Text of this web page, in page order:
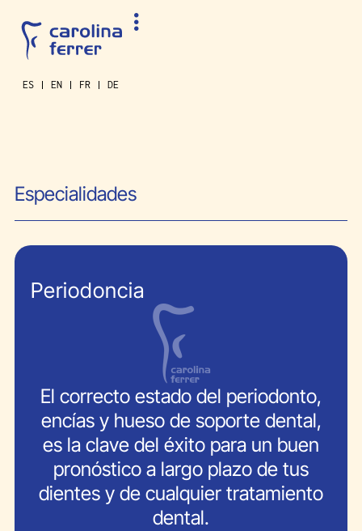
ES EN FR DE
Especialidades
Periodoncia
El correcto estado del periodonto,
encías y hueso de soporte dental,
es la clave del éxito para un buen
pronóstico a largo plazo de tus
dientes y de cualquier tratamiento
dental.